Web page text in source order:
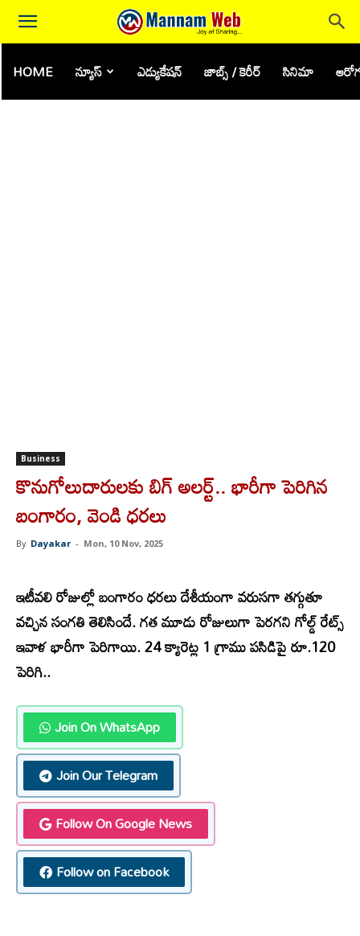
HOME న్యూస్ ఎడ్యుకేషన్ జాబ్స్ / కెరీర్ సినిమా
Business
కొనుగోలుదారులకు బిగ్ అలర్ట్.. భారీగా పెరిగిన
బంగారం, వెండి ధరలు
By Dayakar - Mon, 10 Nov, 2025
ఇటీవలి రోజుల్లో బంగారం ధరలు దేశీయంగా వరుసగా తగ్గుతూ
వచ్చిన సంగతి తెలిసిందే. గత మూడు రోజులుగా పెరగని గోల్డ్ రేట్స్
ఇవాళ భారీగా పెరిగాయి. 24 క్యారెట్ల 1 గ్రాము పసిడిపై రూ.120
పెరిగి..
Join On WhatsApp
Join Our Telegram
Follow On Google News
Follow on Facebook